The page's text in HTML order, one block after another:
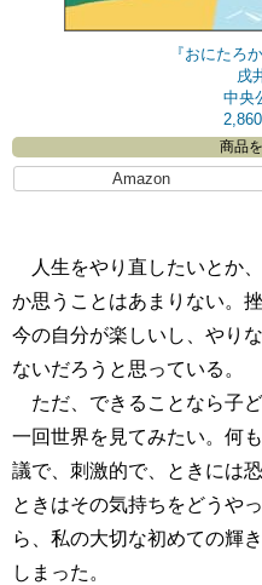
『おにたろ
戌
中央
商品
Amazon
人生をやり直したいとか
か思うことはあまりない。
今の自分が楽しいし、やり
ないだろうと思っている。
ただ、できることなら子
一回世界を見てみたい。何
議で、刺激的で、ときには
ときはその気持ちをどうや
ら、私の大切な初めての輝
しまった。